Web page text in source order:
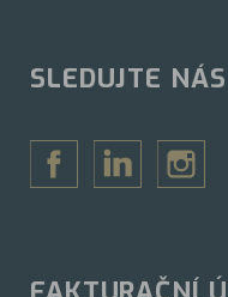
SLEDUJTE NÁS